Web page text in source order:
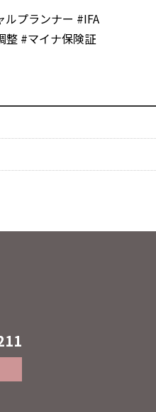
プランナー #IFA
整 #マイナ保険証